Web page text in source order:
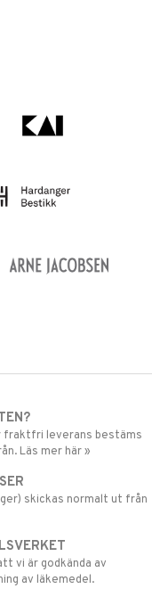
fraktfri leverans bestäms
Läs mer här »
skickas normalt ut från
vi är godkända av
av läkemedel.